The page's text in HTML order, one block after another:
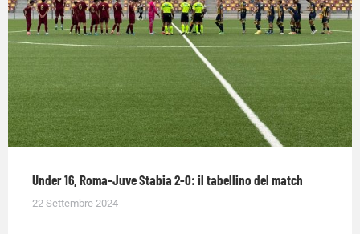
Under 16, Roma-Juve Stabia 2-0: il tabellino del match
22 Settembre 2024